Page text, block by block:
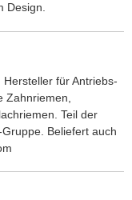
Design.
für Antriebs-
Zahnriemen,
Teil der
Beliefert auch